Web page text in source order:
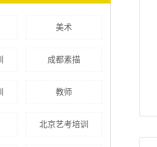
美术
成都素描
教师
北京艺考培训